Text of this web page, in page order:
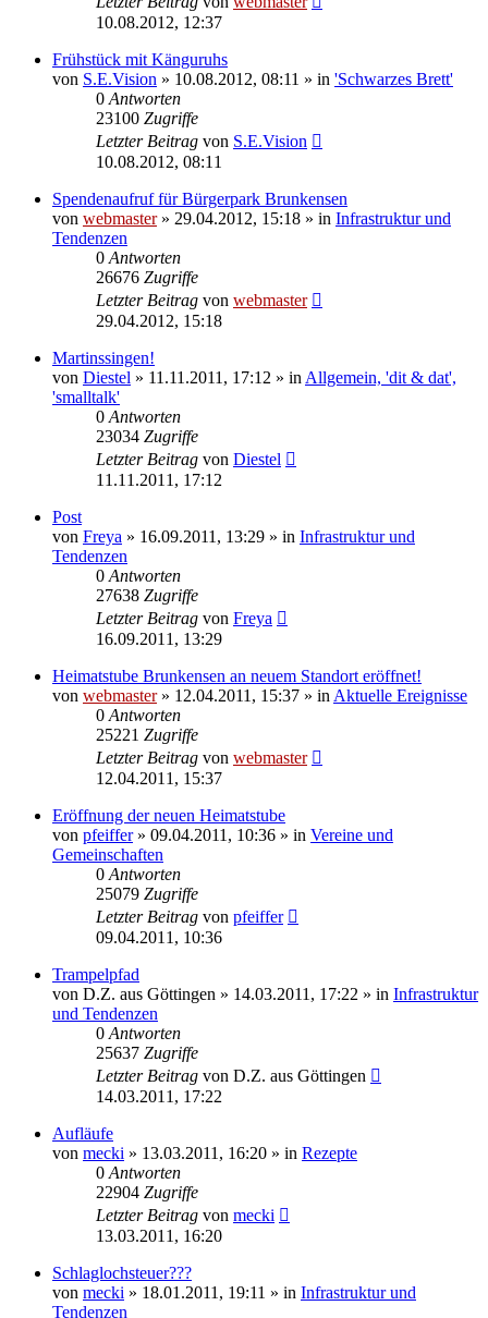
10.08.2012, 12:37
Frühstück mit Känguruhs
von S.E.Vision » 10.08.2012, 08:11 » in 'Schwarzes Brett'
0 Antworten
23100 Zugriffe
Letzter Beitrag von S.E.Vision
10.08.2012, 08:11
Spendenaufruf für Bürgerpark Brunkensen
von webmaster» 29.04.2012, 15:18 » in Infrastruktur und
Tendenzen
0 Antworten
26676 Zugriffe
Letzter Beitrag von webmaster
29.04.2012, 15:18
Martinssingen!
von Diestel » 11.11.2011, 17:12 » in Allgemein, 'dit & dat',
'smalltalk'
0 Antworten
23034 Zugriffe
Letzter Beitrag von Diestel
11.11.2011, 17:12
Post
von Freya » 16.09.2011, 13:29 » in Infrastruktur und
Tendenzen
0 Antworten
27638 Zugriffe
Letzter Beitrag von Freya
16.09.2011, 13:29
Heimatstube Brunkensen an neuem Standort eröffnet!
von webmaster» 12.04.2011, 15:37 » in Aktuelle Ereignisse
0 Antworten
25221 Zugriffe
Letzter Beitrag von webmaster
12.04.2011, 15:37
Eröffnung der neuen Heimatstube
von pfeiffer» 09.04.2011, 10:36 » in Vereine und
Gemeinschaften
0 Antworten
25079 Zugriffe
Letzter Beitrag von pfeiffer
09.04.2011, 10:36
Trampelpfad
von D.Z. aus Göttingen » 14.03.2011, 17:22 » in Infrastruktur
und Tendenzen
0 Antworten
25637 Zugriffe
Letzter Beitrag von D.Z. aus Göttingen
14.03.2011, 17:22
Aufläufe
von mecki » 13.03.2011, 16:20 » in Rezepte
0 Antworten
22904 Zugriffe
Letzter Beitrag von mecki
13.03.2011, 16:20
Schlaglochsteuer???
von mecki » 18.01.2011, 19:11 » in Infrastruktur und
Tendenzen